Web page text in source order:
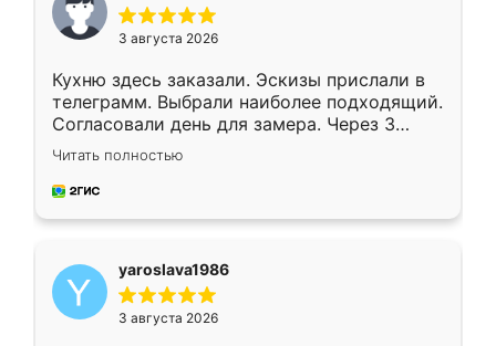
3 августа 2026
Кухню здесь заказали. Эскизы прислали в
телеграмм. Выбрали наиболее подходящий.
Согласовали день для замера. Через 3
недели кухня была уже готова. Остались
довольны работой. Спасибо Ренессанс
мебель за качественную работу!
Читать полностью
yaroslava1986
3 августа 2026